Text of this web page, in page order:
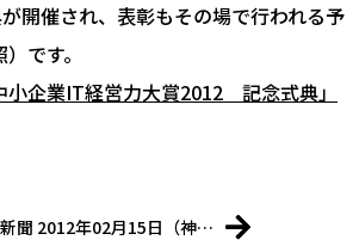
開催され、表彰もその場で行われる予
です。
小企業IT経営力大賞2012 記念式典」
聞 2012年02月15日（神…